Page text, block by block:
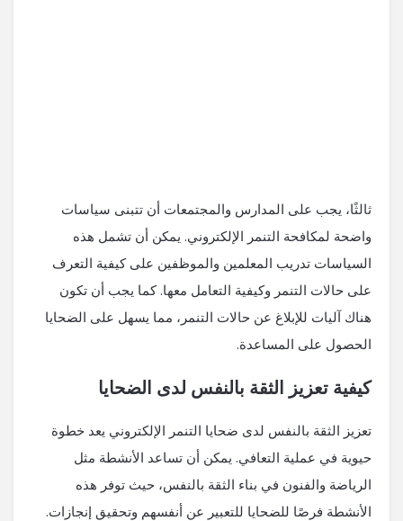
ثالثًا، يجب على المدارس والمجتمعات أن تتبنى سياسات
واضحة لمكافحة التنمر الإلكتروني. يمكن أن تشمل هذه
السياسات تدريب المعلمين والموظفين على كيفية التعرف
على حالات التنمر وكيفية التعامل معها. كما يجب أن تكون
هناك آليات للإبلاغ عن حالات التنمر، مما يسهل على الضحايا
الحصول على المساعدة.
كيفية تعزيز الثقة بالنفس لدى الضحايا
تعزيز الثقة بالنفس لدى ضحايا التنمر الإلكتروني يعد خطوة
حيوية في عملية التعافي. يمكن أن تساعد الأنشطة مثل
الرياضة والفنون في بناء الثقة بالنفس، حيث توفر هذه
الأنشطة فرصًا للضحايا للتعبير عن أنفسهم وتحقيق إنجازات.